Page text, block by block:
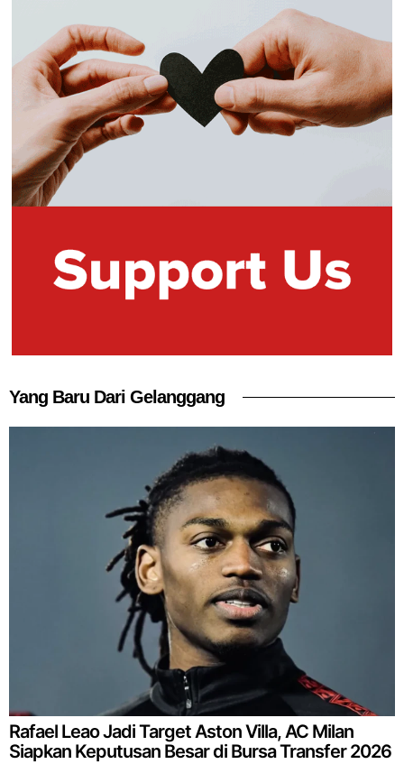
Yang Baru Dari Gelanggang
Rafael Leao Jadi Target Aston Villa, AC Milan
Siapkan Keputusan Besar di Bursa Transfer 2026